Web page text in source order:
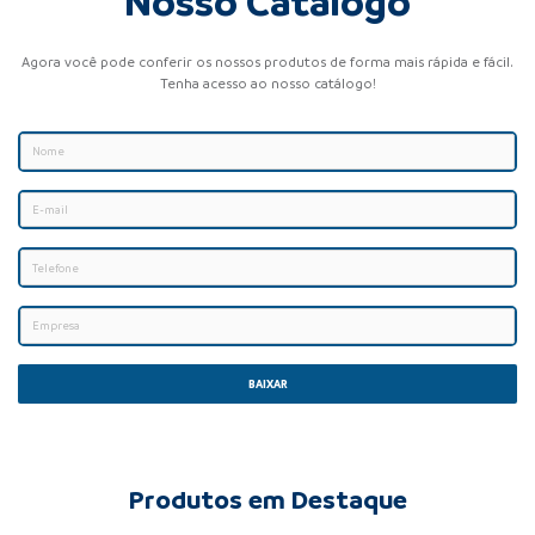
Agora você pode conferir os nossos produtos de forma mais rápida e fácil.
Tenha acesso ao nosso catálogo!
BAIXAR
Produtos em Destaque